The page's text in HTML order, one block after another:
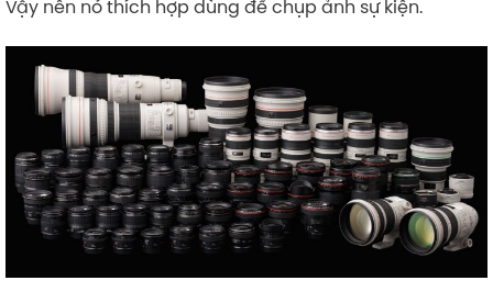
Vậy nên nó thích hợp dùng để chụp ảnh sự kiện.